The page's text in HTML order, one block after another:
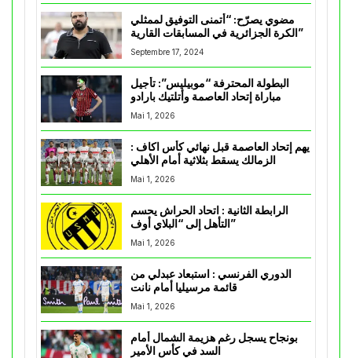
مضوي يصرّح: “أتمنى التوفيق لممثلي
الكرة الجزائرية في المسابقات القارية”
Septembre 17, 2024
البطولة المحترفة “موبيليس”: تأجيل
مباراة إتحاد العاصمة وأتلتيك بارادو
Mai 1, 2026
يهم إتحاد العاصمة قبل نهائي كأس اكاف :
Mai 1, 2026
الرابطة الثانية : اتحاد الحراش يحسم
التأهل إلى “البلاي أوف”
Mai 1, 2026
الدوري الفرنسي : استبعاد عبدلي من
قائمة مرسيليا أمام نانت
Mai 1, 2026
بونجاح يسجل رغم هزيمة الشمال أمام
السد في كأس الأمير